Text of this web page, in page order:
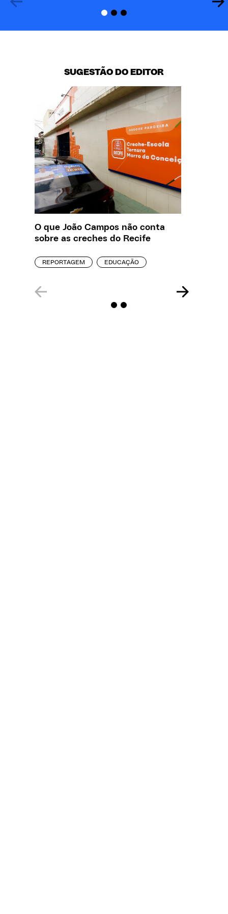
SUGESTÃO DO EDITOR
O que João Campos não conta
sobre as creches do Recife
REPORTAGEM EDUCAÇÃO